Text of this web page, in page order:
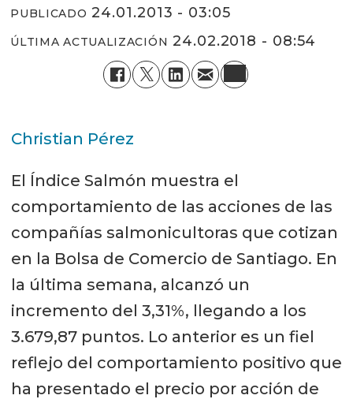
PUBLICADO 24.01.2013 - 03:05
ÚLTIMA ACTUALIZACIÓN 24.02.2018 - 08:54
Christian Pérez
El Índice Salmón muestra el
comportamiento de las acciones de las
compañías salmonicultoras que cotizan
en la Bolsa de Comercio de Santiago. En
la última semana, alcanzó un
incremento del 3,31%, llegando a los
3.679,87 puntos. Lo anterior es un fiel
reflejo del comportamiento positivo que
ha presentado el precio por acción de